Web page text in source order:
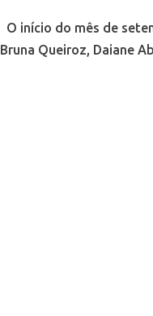
O início do mês de
Bruna Queiroz, Daiane